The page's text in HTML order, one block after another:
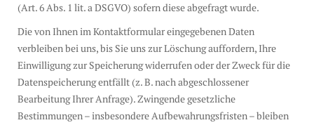
(Art. 6 Abs. 1 lit. a DSGVO) sofern diese abgefragt wurde.
Die von Ihnen im Kontaktformular eingegebenen Daten
verbleiben bei uns, bis Sie uns zur Löschung auffordern, Ihre
Einwilligung zur Speicherung widerrufen oder der Zweck für die
Datenspeicherung entfällt (z. B. nach abgeschlossener
Bearbeitung Ihrer Anfrage). Zwingende gesetzliche
Bestimmungen – insbesondere Aufbewahrungsfristen – bleiben